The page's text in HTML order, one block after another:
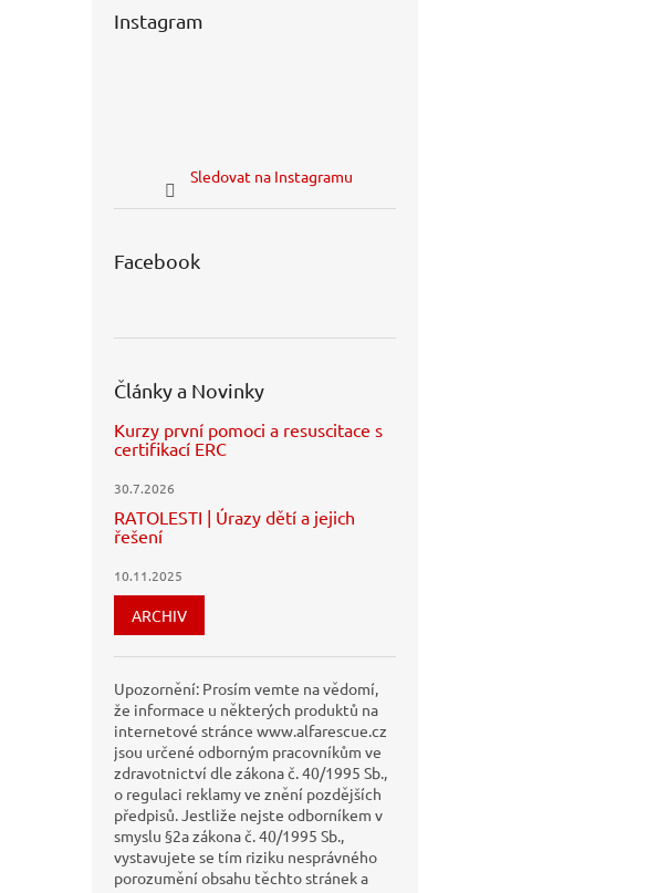
Instagram
Sledovat na Instagramu
Facebook
Články a Novinky
Kurzy první pomoci a resuscitace s
certifikací ERC
30.7.2026
RATOLESTI | Úrazy dětí a jejich
řešení
10.11.2025
ARCHIV
Upozornění: Prosím vemte na vědomí,
že informace u některých produktů na
internetové stránce www.alfarescue.cz
jsou určené odborným pracovníkům ve
zdravotnictví dle zákona č. 40/1995 Sb.,
o regulaci reklamy ve znění pozdějších
předpisů. Jestliže nejste odborníkem v
smyslu §2a zákona č. 40/1995 Sb.,
vystavujete se tím riziku nesprávného
porozumění obsahu těchto stránek a